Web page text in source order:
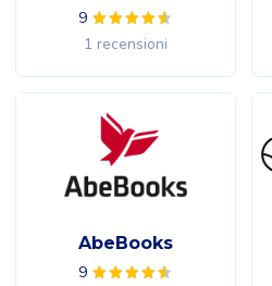
9
1 recensioni
AbeBooks
9